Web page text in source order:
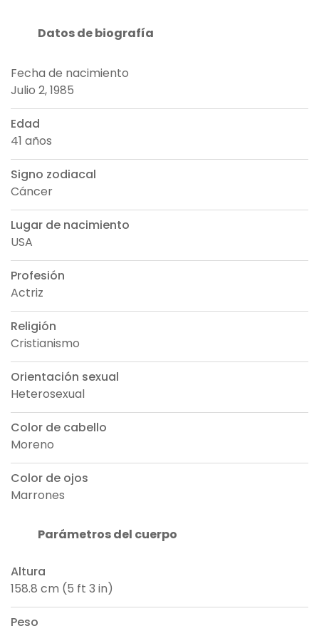
Datos de biografía
Fecha de nacimiento
Julio 2, 1985
Edad
41 años
Signo zodiacal
Cáncer
Lugar de nacimiento
USA
Profesión
Actriz
Religión
Cristianismo
Orientación sexual
Heterosexual
Color de cabello
Moreno
Color de ojos
Marrones
Parámetros del cuerpo
Altura
158.8 cm (5 ft 3 in)
Peso